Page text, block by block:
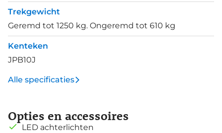
Trekgewicht
Geremd tot 1250 kg. Ongeremd tot 610 kg
Kenteken
JPB10J
Alle specificaties
Opties en accessoires
LED achterlichten